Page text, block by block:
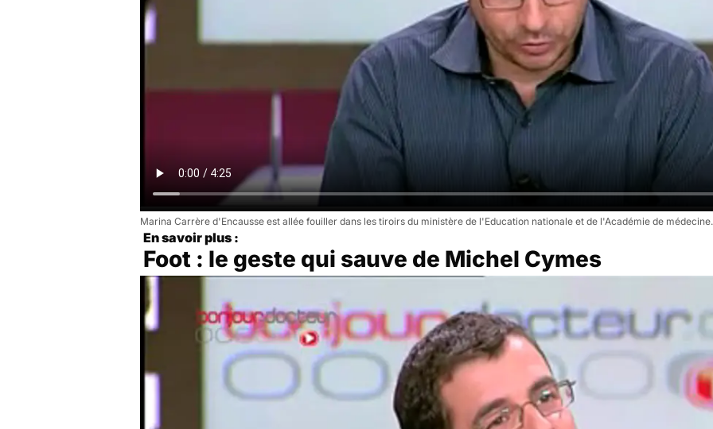
Marina Carrère d'Encausse est allée fouiller dans les tiroirs du ministère de l'Education nationale et de l'Académie de médecine.
En savoir plus :
Foot : le geste qui sauve de Michel Cymes